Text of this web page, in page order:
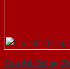
Cửa Gỗ Chống